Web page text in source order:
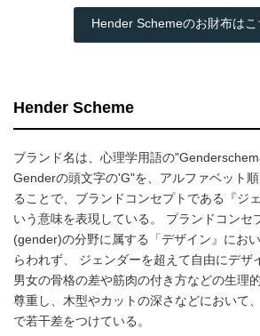
Hender Schemeのお財布はこ
Hender Scheme
ブランド名は、心理学用語の
Genderの頭文字の'G"を、アルファベット
ることで、ブランドコンセプトである『ジ
いう意味を表現している。 プランドコンセ
(gender)の分野に属する「デザイン』にお
らわれず、 ジェンダーを超えて自由にデザ
男女の骨格の差や筋肉の付き方などの生理
尊重し、木型やカットの深さなどにおいて
で若干差をつけている。